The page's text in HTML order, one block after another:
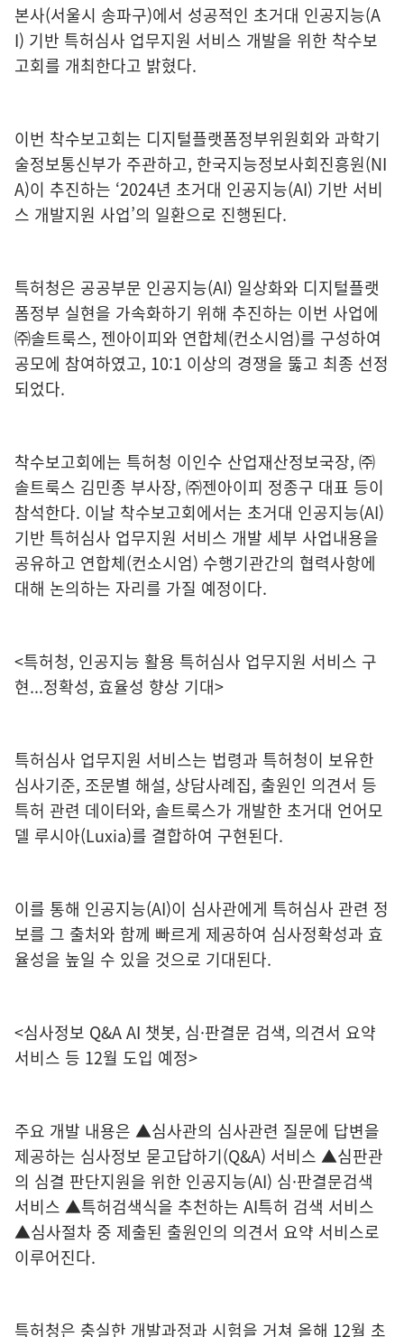
본사(서울시 송파구)에서 성공적인 초거대 인공지능(A
I) 기반 특허심사 업무지원 서비스 개발을 위한 착수보
고회를 개최한다고 밝혔다.
이번 착수보고회는 디지털플랫폼정부위원회와 과학기
술정보통신부가 주관하고, 한국지능정보사회진흥원(NI
A)이 추진하는 ‘2024년 초거대 인공지능(AI) 기반 서비
스 개발지원 사업’의 일환으로 진행된다.
특허청은 공공부문 인공지능(AI) 일상화와 디지털플랫
폼정부 실현을 가속화하기 위해 추진하는 이번 사업에
㈜솔트룩스, 젠아이피와 연합체(컨소시엄)를 구성하여
공모에 참여하였고, 10:1 이상의 경쟁을 뚫고 최종 선정
되었다.
착수보고회에는 특허청 이인수 산업재산정보국장, ㈜
솔트룩스 김민종 부사장, ㈜젠아이피 정종구 대표 등이
참석한다. 이날 착수보고회에서는 초거대 인공지능(AI)
기반 특허심사 업무지원 서비스 개발 세부 사업내용을
공유하고 연합체(컨소시엄) 수행기관간의 협력사항에
대해 논의하는 자리를 가질 예정이다.
<특허청, 인공지능 활용 특허심사 업무지원 서비스 구
현...정확성, 효율성 향상 기대>
특허심사 업무지원 서비스는 법령과 특허청이 보유한
심사기준, 조문별 해설, 상담사례집, 출원인 의견서 등
특허 관련 데이터와, 솔트룩스가 개발한 초거대 언어모
델 루시아(Luxia)를 결합하여 구현된다.
이를 통해 인공지능(AI)이 심사관에게 특허심사 관련 정
보를 그 출처와 함께 빠르게 제공하여 심사정확성과 효
율성을 높일 수 있을 것으로 기대된다.
<심사정보 Q&A AI 챗봇, 심·판결문 검색, 의견서 요약
서비스 등 12월 도입 예정>
주요 개발 내용은 ▲심사관의 심사관련 질문에 답변을
제공하는 심사정보 묻고답하기(Q&A) 서비스 ▲심판관
의 심결 판단지원을 위한 인공지능(AI) 심·판결문검색
서비스 ▲특허검색식을 추천하는 AI특허 검색 서비스
▲심사절차 중 제출된 출원인의 의견서 요약 서비스로
이루어진다.
특허청은 충실한 개발과정과 시험을 거쳐 올해 12월 초